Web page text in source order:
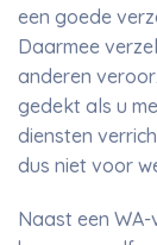
een goede
Daarmee
anderen
gedekt als u
diensten
dus niet voor
Naast een